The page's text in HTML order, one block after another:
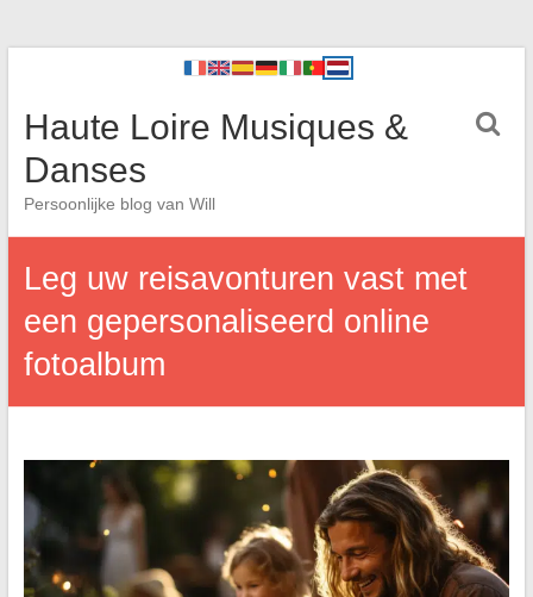
Haute Loire Musiques &
Danses
Persoonlijke blog van Will
Leg uw reisavonturen vast met
een gepersonaliseerd online
fotoalbum